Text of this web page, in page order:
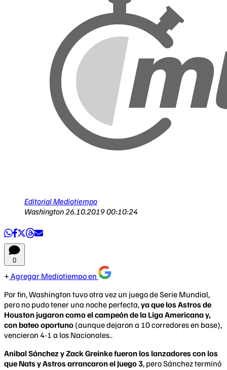
Editorial Mediotiempo
Washington26.10.2019 00:10:24
0
Agregar Mediotiempo en
Por fin, Washington tuvo otra vez un juego de Serie Mundial,
pero no pudo tener una noche perfecta,ya que los Astros de
Houston jugaron como el campeón de la Liga Americana y,
con bateo oportuno (aunque dejaron a 10 corredores en base),
vencieron 4-1 a los Nacionales..
Anibal Sánchez y Zack Greinke fueron los lanzadores con los
que Nats y Astros arrancaron el Juego 3, pero Sánchez terminó